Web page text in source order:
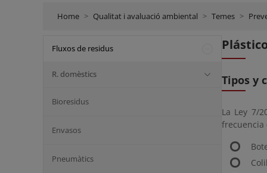
Home Qualitat i avaluació ambiental Temes
Fluxos de residus
R. domèstics
Bioresidus
Envasos
Pneumàtics
Tipos y
La Ley 7/
frecuencia